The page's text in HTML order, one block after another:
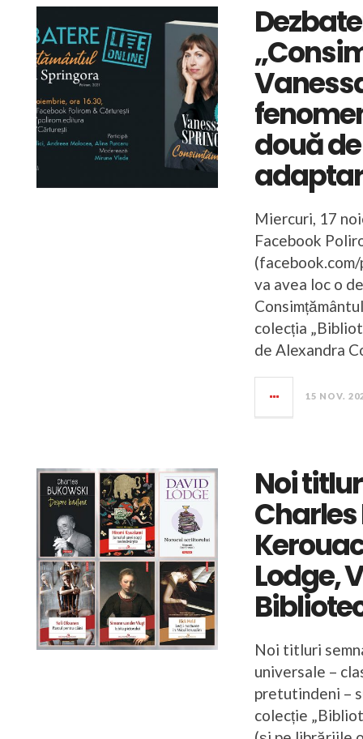
două
Miercuri, 17
Facebook
va avea loc o
colecția
de Alexandra
15 NOV.
Noi
Lodge,
Noi titluri
universale –
pretutindeni –
colecție